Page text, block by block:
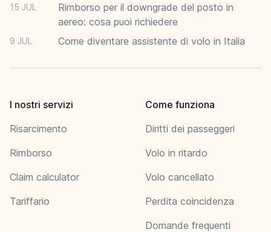
15 JUL
Rimborso per il downgrade del posto in
aereo: cosa puoi richiedere
9 JUL Come diventare assistente di volo in Italia
I nostri servizi
Risarcimento
Rimborso
Claim calculator
Tariffario
Come funziona
Diritti dei passeggeri
Volo in ritardo
Volo cancellato
Perdita coincidenza
Domande frequenti